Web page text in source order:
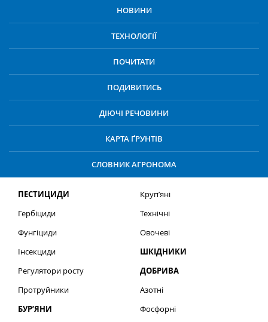
НОВИНИ
ТЕХНОЛОГІЇ
ПОЧИТАТИ
ПОДИВИТИСЬ
ДІЮЧІ РЕЧОВИНИ
КАРТА ҐРУНТІВ
СЛОВНИК АГРОНОМА
ПЕСТИЦИДИ
Гербіциди
Фунгіциди
Інсекциди
Регулятори росту
Протруйники
БУР’ЯНИ
Круп’яні
Технічні
Овочеві
ШКІДНИКИ
ДОБРИВА
Азотні
Фосфорні